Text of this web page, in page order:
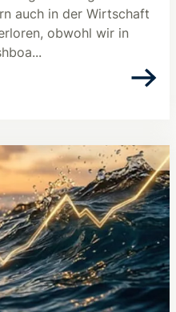
auch in der Wirtschaft
obwohl wir in